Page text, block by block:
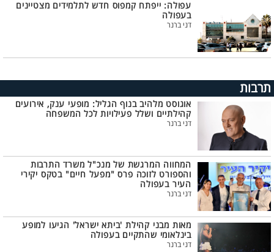
עפולה: ייפתח קמפוס חדש לתלמידים מצטיינים
בעפולה
דני ברנר
תרבות
אוגוסט מלהיב בנוף הגליל: מופעי ענק, אירועים
קהילתיים ושלל פעילויות לכל המשפחה
דני ברנר
המחווה המרגשת של מנכ"ל משרד התרבות
והספורט לזוכה פרס "מפעל חיים" בטקס יקירי
העיר בעפולה
דני ברנר
מאות מבני קהילת 'ביתא ישראל' הגיעו למופע
בינלאומי שהתקיים בעפולה
דני ברנר